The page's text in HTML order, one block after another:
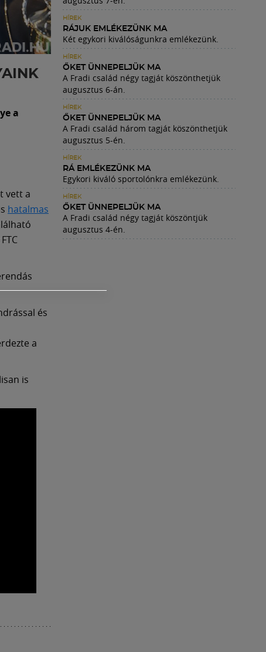
a
vett a
hatalmas
és
a
is
HÍREK
RÁJUK EMLÉKEZÜNK MA
Két egykori kiválóságunkra emlékezünk.
HÍREK
ŐKET ÜNNEPELJÜK MA
A Fradi család négy tagját köszönthetjük
augusztus 6-án.
HÍREK
ŐKET ÜNNEPELJÜK MA
A Fradi család három tagját köszönthetjük
augusztus 5-én.
HÍREK
RÁ EMLÉKEZÜNK MA
Egykori kiváló sportolónkra emlékezünk.
HÍREK
ŐKET ÜNNEPELJÜK MA
A Fradi család négy tagját köszöntjük
augusztus 4-én.